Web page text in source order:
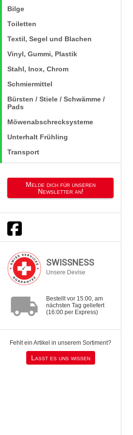
Bilge
Toiletten
Textil, Segel und Blachen
Vinyl, Gummi, Plastik
Stahl, Inox, Chrom
Schmiermittel
Bürsten / Stiele / Schwämme /
Pads
Möwenabschrecksysteme
Unterhalt Frühling
Transport
Melde dich für unseren
Newsletter an!
SWISSNESS
Unsere Devise
local_shipping
Bestellt vor 15:00, am
nächsten Tag geliefert
(16:00 per Express)
Fehlt ein Artikel in unserem Sortiment?
Lasst es uns wissen